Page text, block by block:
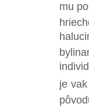
mu
je